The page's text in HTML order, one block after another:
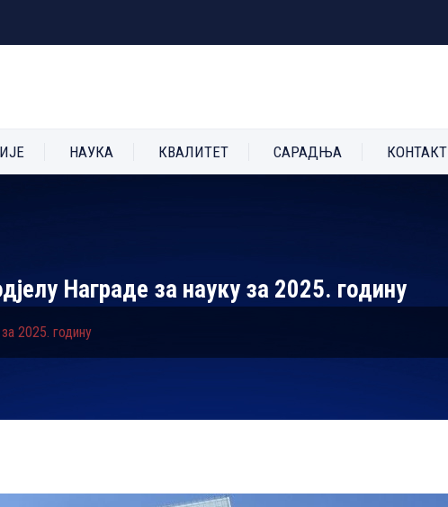
НАУКА КВАЛИТЕТ САРАДЊА КОНТАКТ
Награде за науку за 2025. годину
2025. годину